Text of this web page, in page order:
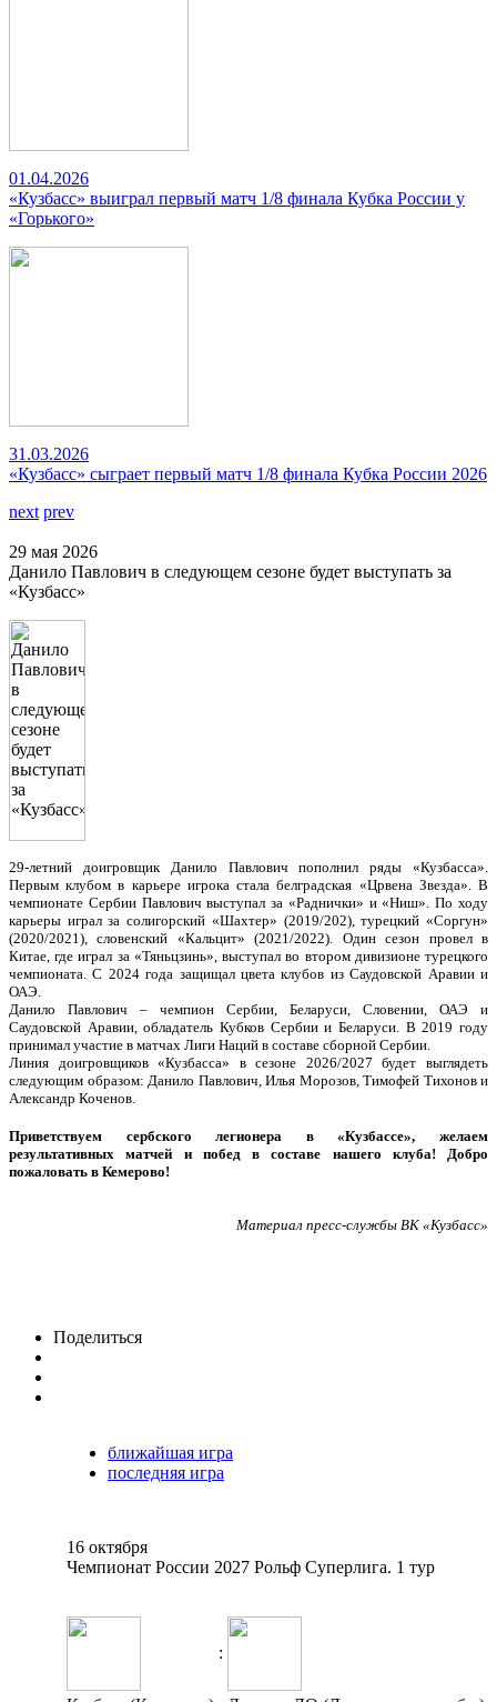
01.04.2026
«Кузбасс» выиграл первый матч 1/8 финала Кубка России у
«Горького»
31.03.2026
«Кузбасс» сыграет первый матч 1/8 финала Кубка России 2026
next prev
29 мая 2026
Данило Павлович в следующем сезоне будет выступать за
«Кузбасс»
29-летний доигровщик Данило Павлович пополнил ряды «Кузбасса».
Первым клубом в карьере игрока стала белградская «Црвена Звезда». В
чемпионате Сербии Павлович выступал за «Раднички» и «Ниш». По ходу
карьеры играл за солигорский «Шахтер» (2019/202), турецкий «Соргун»
(2020/2021), словенский «Кальцит» (2021/2022). Один сезон провел в
Китае, где играл за «Тяньцзинь», выступал во втором дивизионе турецкого
чемпионата. С 2024 года защищал цвета клубов из Саудовской Аравии и
ОАЭ.
Данило Павлович – чемпион Сербии, Беларуси, Словении, ОАЭ и
Саудовской Аравии, обладатель Кубков Сербии и Беларуси. В 2019 году
принимал участие в матчах Лиги Наций в составе сборной Сербии.
Линия доигровщиков «Кузбасса» в сезоне 2026/2027 будет выглядеть
следующим образом: Данило Павлович, Илья Морозов, Тимофей Тихонов и
Александр Коченов.
Приветствуем сербского легионера в «Кузбассе», желаем
результативных матчей и побед в составе нашего клуба! Добро
пожаловать в Кемерово!
Материал пресс-службы ВК «Кузбасс»
Поделиться
ближайшая игра
последняя игра
16 октября
Чемпионат России 2027 Рольф Суперлига. 1 тур
: